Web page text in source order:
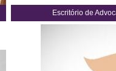
Escritório de